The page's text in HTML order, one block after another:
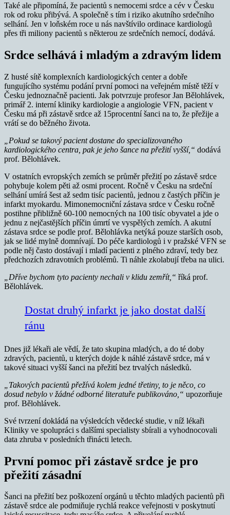
Také ale připomíná, že pacientů s nemocemi srdce a cév v Česku
rok od roku přibývá. A společně s tím i riziko akutního srdečního
selhání. Jen v loňském roce u nás navštívilo ordinace kardiologů
přes tři miliony pacientů s některou ze srdečních nemocí, dodává.
Srdce selhává i mladým a zdravým lidem
Z husté sítě komplexních kardiologických center a dobře
fungujícího systému podání první pomoci na veřejném místě těží v
Česku jednoznačně pacienti. Jak potvrzuje profesor Jan Bělohlávek,
primář 2. interní kliniky kardiologie a angiologie VFN, pacient v
Česku má při zástavě srdce až 15procentní šanci na to, že přežije a
vrátí se do běžného života.
„Pokud se takový pacient dostane do specializovaného
kardiologického centra, pak je jeho šance na přežití vyšší,“ dodává
prof. Bělohlávek.
V ostatních evropských zemích se průměr přežití po zástavě srdce
pohybuje kolem pěti až osmi procent. Ročně v Česku na srdeční
selhání umírá šest až sedm tisíc pacientů, jednou z častých příčin je
infarkt myokardu. Mimonemocniční zástava srdce v Česku ročně
postihne přibližně 60-100 nemocných na 100 tisíc obyvatel a jde o
jednu z nejčastějších příčin úmrtí ve vyspělých zemích. A akutní
zástava srdce se podle prof. Bělohlávka netýká pouze starších osob,
jak se lidé mylně domnívají. Do péče kardiologů i v pražské VFN se
podle něj často dostávají i mladí pacienti z plného zdraví, tedy bez
předchozích zdravotních problémů. Ti náhle zkolabují třeba na ulici.
„Dříve bychom tyto pacienty nechali v klidu zemřít,“ říká prof.
Bělohlávek.
Dostat druhý infarkt je jako dostat další
ránu
Dnes již lékaři ale vědí, že tato skupina mladých, a do té doby
zdravých, pacientů, u kterých dojde k náhlé zástavě srdce, má v
takové situaci vyšší šanci na přežití bez trvalých následků.
„Takových pacientů přežívá kolem jedné třetiny, to je něco, co
dosud nebylo v žádné odborné literatuře publikováno,“ upozorňuje
prof. Bělohlávek.
Své tvrzení dokládá na výsledcích vědecké studie, v níž lékaři
Kliniky ve spolupráci s dalšími specialisty sbírali a vyhodnocovali
data zhruba v posledních třinácti letech.
První pomoc při zástavě srdce je pro
přežití zásadní
Šanci na přežití bez poškození orgánů u těchto mladých pacientů při
zástavě srdce ale podmiňuje rychlá reakce veřejnosti v poskytnutí